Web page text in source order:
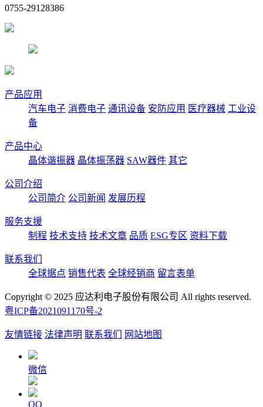
0755-29128386
产品应用
汽车电子 消费电子 通讯设备 安防应用 医疗器械 工业设
备
产品中心
晶体谐振器 晶体振荡器 SAW器件 其它
公司介绍
公司简介 公司新闻 发展历程
服务支援
制程 技术支持 技术文章 品质 ESG专区 资料下载
联系我们
全球据点 销售代表 全球经销商 留言表单
Copyright © 2025 应达利电子股份有限公司 All rights reserved.
粤ICP备2021091170号-2
友情链接 法律声明 联系我们 网站地图
微信
QQ